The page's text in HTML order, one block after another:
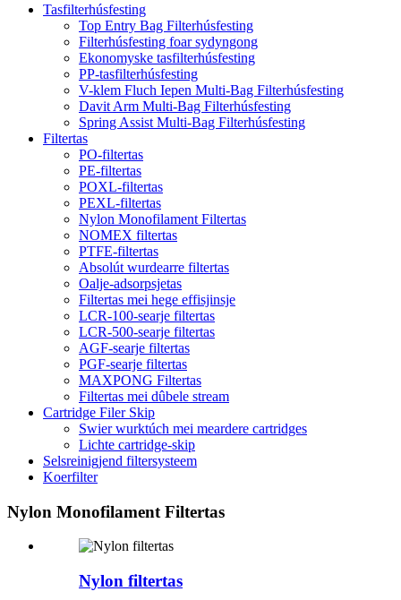
Tasfilterhúsfesting
Top Entry Bag Filterhúsfesting
Filterhúsfesting foar sydyngong
Ekonomyske tasfilterhúsfesting
PP-tasfilterhúsfesting
V-klem Fluch Iepen Multi-Bag Filterhúsfesting
Davit Arm Multi-Bag Filterhúsfesting
Spring Assist Multi-Bag Filterhúsfesting
Filtertas
PO-filtertas
PE-filtertas
POXL-filtertas
PEXL-filtertas
Nylon Monofilament Filtertas
NOMEX filtertas
PTFE-filtertas
Absolút wurdearre filtertas
Oalje-adsorpsjetas
Filtertas mei hege effisjinsje
LCR-100-searje filtertas
LCR-500-searje filtertas
AGF-searje filtertas
PGF-searje filtertas
MAXPONG Filtertas
Filtertas mei dûbele stream
Cartridge Filer Skip
Swier wurktúch mei meardere cartridges
Lichte cartridge-skip
Selsreinigjend filtersysteem
Koerfilter
Nylon Monofilament Filtertas
Nylon filtertas